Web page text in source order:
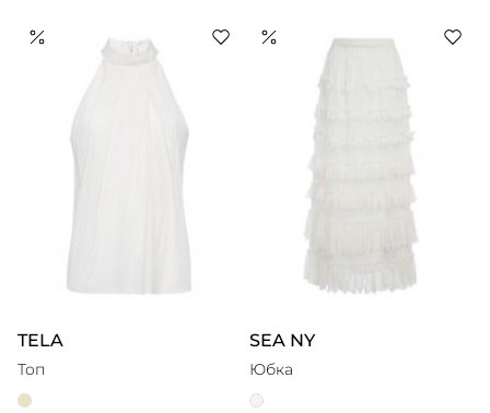
TELA
Топ
SEA NY
Юбка